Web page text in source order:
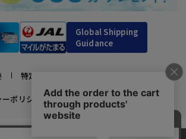
Global Shipping
Guidance
特定商取引法に基づく表示
ポリシー 利用規約 採用情報